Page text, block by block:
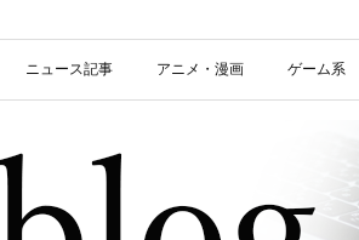
ニュース記事 アニメ・漫画 ゲーム系